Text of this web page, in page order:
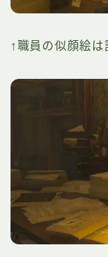
↑職員の似顔絵は